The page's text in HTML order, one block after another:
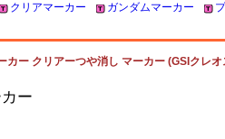
クリアマーカー ガンダムマーカー
カー クリアーつや消し マーカー (GSIクレ
ー